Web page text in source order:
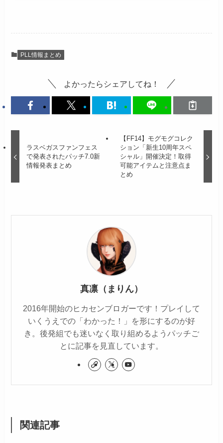
PLL情報まとめ
よかったらシェアしてね！
ラスベガスファンフェス
で発表されたパッチ7.0新
情報発表まとめ
【FF14】モグモグコレク
ション「新生10周年スペ
シャル」開催決定！取得
可能アイテムと注意点ま
とめ
真凛（まりん）
2016年開始のヒカセンブロガーです！プレイして
いくうえでの「わかった！」を形にするのが好
き。後発組でも迷いなく取り組めるようパッチご
とに記事を見直しています。
関連記事